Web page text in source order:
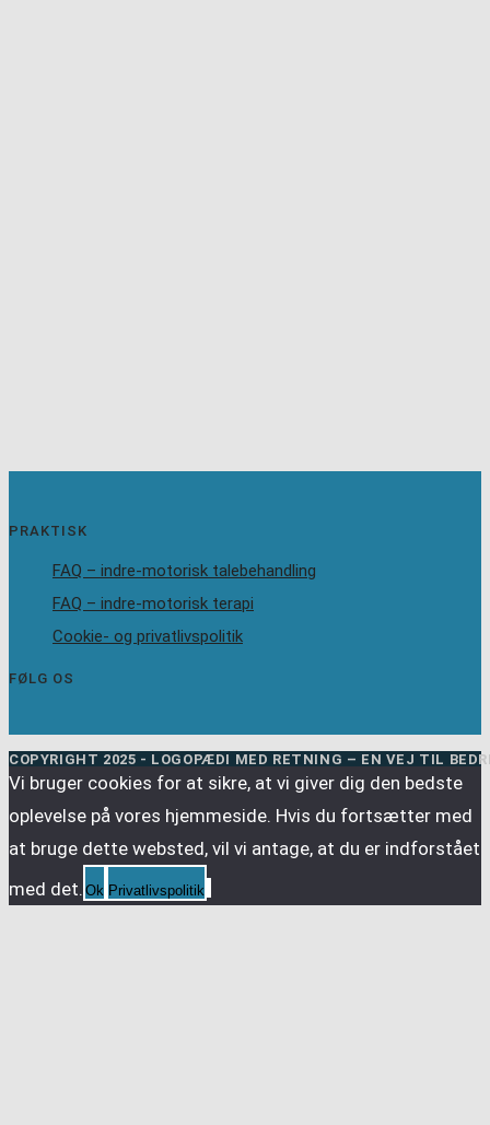
PRAKTISK
FAQ – indre-motorisk talebehandling
FAQ – indre-motorisk terapi
Cookie- og privatlivspolitik
FØLG OS
COPYRIGHT 2025 - LOGOPÆDI MED RETNING – EN VEJ TIL
Vi bruger cookies for at sikre, at vi giver dig den bedste
oplevelse på vores hjemmeside. Hvis du fortsætter med
at bruge dette websted, vil vi antage, at du er indforstået
med det. Ok Privatlivspolitik